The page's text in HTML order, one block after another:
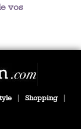
vos
Shopping